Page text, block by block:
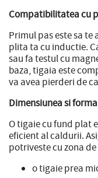
Compatibilitatea cu
Primul pas este sa
plita ta cu inductie.
sau fa testul cu
baza, tigaia este
va avea pierderi de
Dimensiunea si
O tigaie cu fund plat
eficient al caldurii.
potriveste cu zona
o tigaie prea